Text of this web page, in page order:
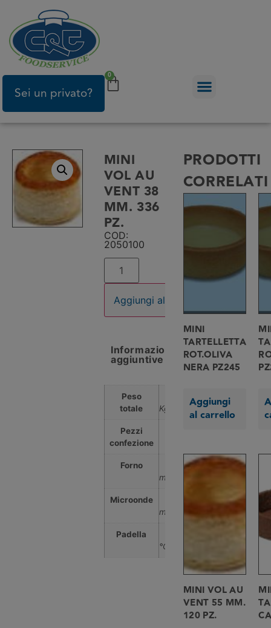
Sei un privato?
0
MINI
VOL AU
VENT 38
MM. 336
PZ.
COD:
2050100
Aggiungi al carrello
Informazioni
aggiuntive
Peso
totale
Kg
Pezzi
confezione
Forno
min
Microonde
min
Padella
°C
PRODOTTI
CORRELATI
MINI
TARTELLETTA
ROT.OLIVA
NERA PZ245
Aggiungi
al carrello
MINI VOL AU
VENT 55 MM.
120 PZ.